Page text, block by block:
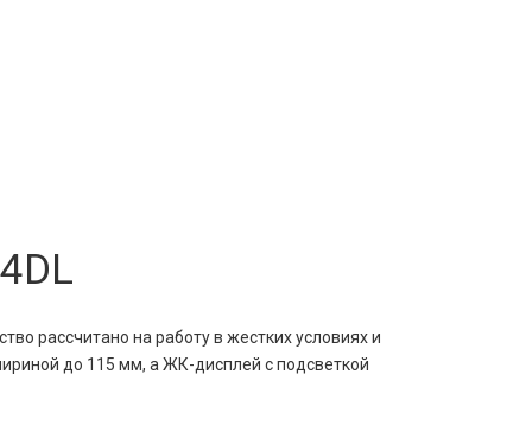
рассчитано на работу в жестких условиях и
до 115 мм, а ЖК-дисплей с подсветкой